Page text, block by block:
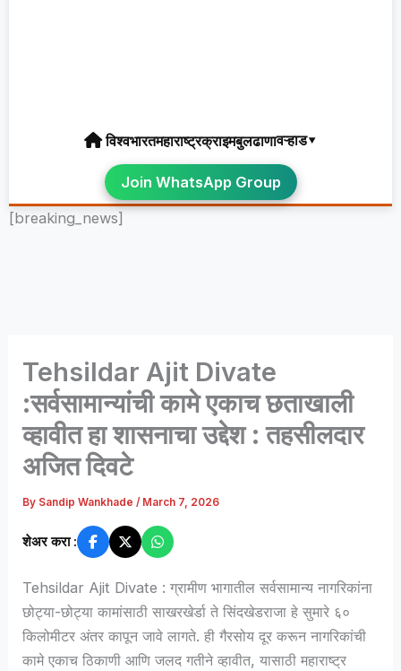
विश्वभारतमहाराष्ट्रक्राइमबुलढाणावऱ्हाड▾
Join WhatsApp Group
[breaking_news]
Tehsildar Ajit Divate
:सर्वसामान्यांची कामे एकाच छताखाली
व्हावीत हा शासनाचा उद्देश : तहसीलदार
अजित दिवटे
By Sandip Wankhade/ March 7, 2026
शेअर करा :
Tehsildar Ajit Divate : ग्रामीण भागातील सर्वसामान्य नागरिकांना
छोट्या-छोट्या कामांसाठी साखरखेर्डा ते सिंदखेडराजा हे सुमारे ६०
किलोमीटर अंतर कापून जावे लागते. ही गैरसोय दूर करून नागरिकांची
कामे एकाच ठिकाणी आणि जलद गतीने व्हावीत, यासाठी महाराष्ट्र